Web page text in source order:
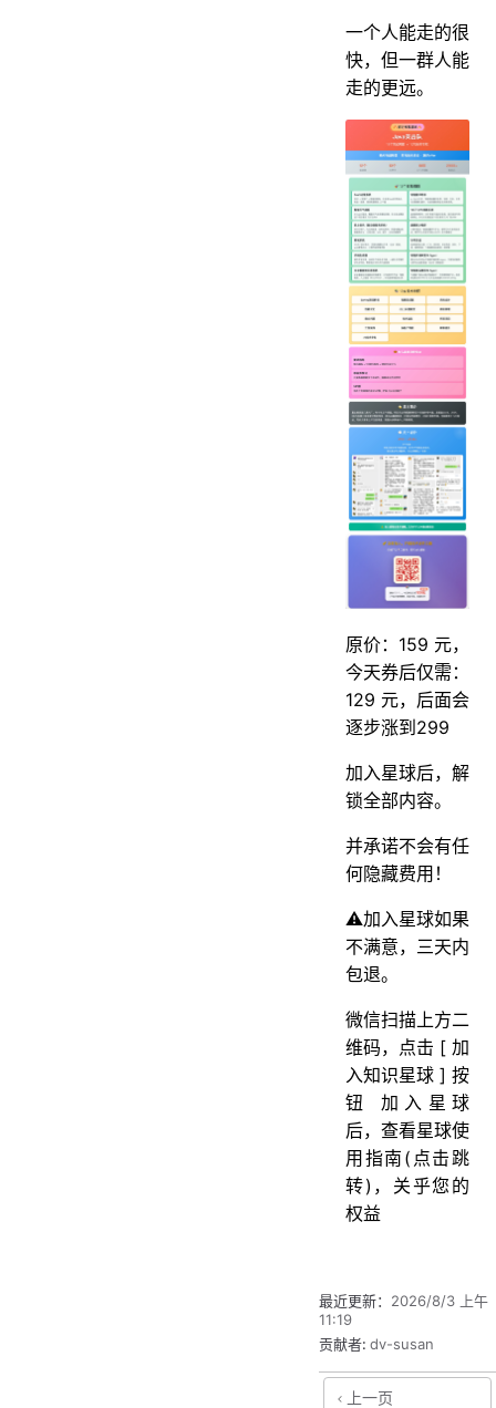
一个人能走的很
快，但一群人能
走的更远。
原价：159 元，
今天券后仅需：
129 元，后面会
逐步涨到299
加入星球后，解
锁全部内容。
并承诺不会有任
何隐藏费用！
⚠️加入星球如果
不满意，三天内
包退。
微信扫描上方二
维码，点击 [ 加
入知识星球 ] 按
钮 加入星球
后，查看星球使
用指南(点击跳
转)，关乎您的
权益
最近更新： 2026/8/3 上午
11:19
贡献者: dv-susan
上一页